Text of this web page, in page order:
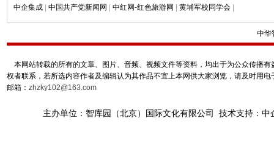
中企集成 中国共产党新闻网 中红网-红色旅游网 黄埔军校同学会
中华
本网站转载的所有的文章、图片、音频、视频文件等资料，均出于为公众传播
权者联系，若所选内容作者及编辑认为其作品不宜上本网供大家浏览，请及时用
邮箱： zhzky102@163.com
主办单位：智库园（北京）国际文化有限公司 技术支持：